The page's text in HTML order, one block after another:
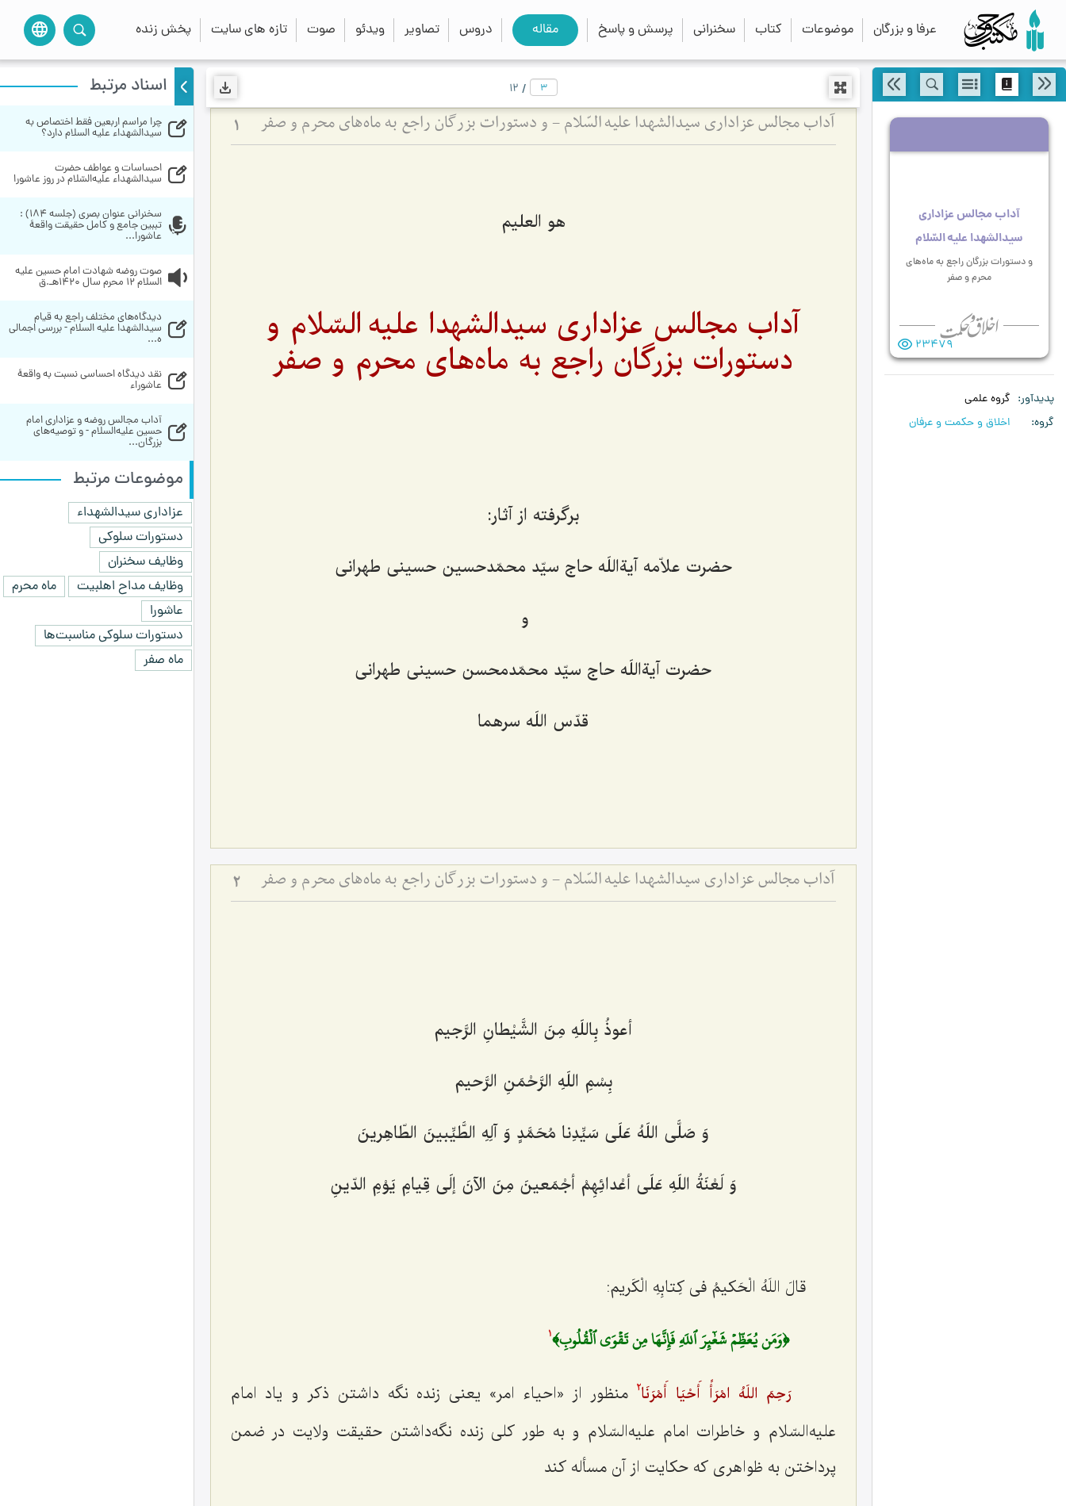
عرفا و بزرگان موضوعات کتاب سخنرانی پرسش و پاسخ مقاله دروس تصاویر ویدئو صوت تازه های سایت پخش زنده language search
close
آداب مجالس عزاداری
سیدالشهدا علیه السّلام
و دستورات بزرگان راجع به ماه‌های
محرم و صفر
23479
پدیدآور
گروه علمی
گروه
اخلاق و حکمت و عرفان
/
12
آداب مجالس عزاداری سیدالشهدا علیه السّلام - و دستورات بزرگان راجع به ماه‌های محرم و صفر 1
هو العلیم
آداب مجالس عزاداری سیدالشهدا علیه السّلام و
دستورات بزرگان راجع به ماه‌های محرم و صفر
برگرفته از آثار:
حضرت علاّمه آیةاللَه حاج سیّد محمّدحسین حسینی طهرانی
و
حضرت آیةاللَه حاج سیّد محمّدمحسن حسینی طهرانی
قدّس اللَه سرهما
آداب مجالس عزاداری سیدالشهدا علیه السّلام - و دستورات بزرگان راجع به ماه‌های محرم و صفر 2
أعوذُ بِاللَهِ مِنَ الشَّیْطانِ الرَّجیم‌
بِسْمِ اللَهِ الرَّحْمَنِ الرَّحیم‌
وَ صَلَّی اللَهُ عَلَی سَیِّدِنا مُحَمَّدٍ وَ آلِهِ الطَّیِّبینَ الطّاهِرینَ‌
وَ لَعْنَةُ اللَهِ عَلَی أعْدائِهِمْ أجْمَعینَ مِنَ الآنَ إلَی قِیامِ یَوْمِ الدّینِ‌
قالَ اللَهُ الْحَکیمُ فی کِتابِهِ الْکَریم:
﴿وَمَن يُعَظِّمۡ شَعٰٓئِرَ ٱللَهِ فَإِنَّهَا مِن تَقۡوَى ٱلۡقُلُوبِ﴾1
رَحِمَ اللَهُ امْرَأً أَحْیَا أَمْرَنَا2
منظور از «احیاء امر» یعنی زنده نگه داشتن ذکر و یاد امام
علیه‌السّلام و خاطرات امام علیه‌السّلام و به طور کلی زنده نگه‌داشتن حقیقت ولایت در ضمن
پرداختن به ظواهری که حکایت از آن مسأله کند
اسناد مرتبط
سیدالشهداء علیه السلام دارد؟
سيدالشهداء عليه‌السّلام در روز عاشورا
عاشورا...
السلام 12 محرم سال 1420هـ.ق
ه...
عاشوراء
بزرگان...
موضوعات مرتبط
عزاداری سیدالشهداء
دستورات سلوکی
وظایف سخنران
وظایف مداح اهلبیت
ماه محرم
عاشورا
دستورات سلوکی مناسبت‌ها
ماه صفر